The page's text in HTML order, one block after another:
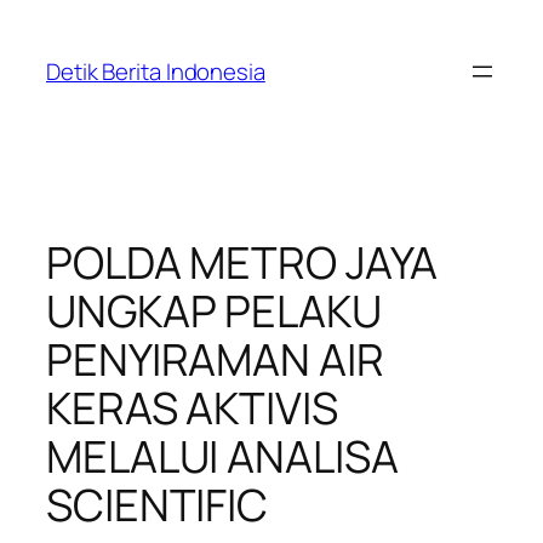
content
Detik Berita Indonesia
POLDA METRO JAYA
UNGKAP PELAKU
PENYIRAMAN AIR
KERAS AKTIVIS
MELALUI ANALISA
SCIENTIFIC